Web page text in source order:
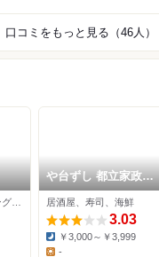
口コミをもっと見る（46人）
や台ずし 都立家政駅
南口町
居酒屋、寿司、海鮮
3.03
Dinner:
￥3,000～￥3,999
-